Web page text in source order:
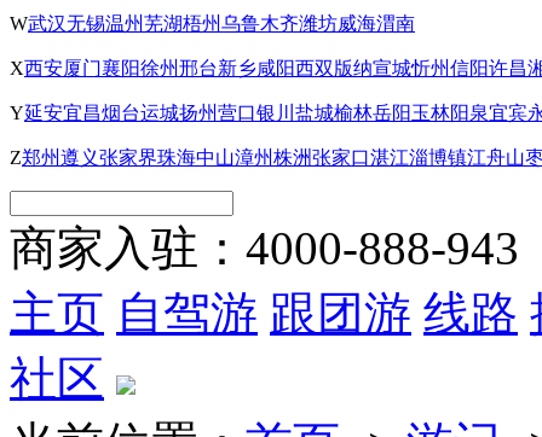
W武汉无锡温州芜湖梧州乌鲁木齐潍坊威海渭南
X西安厦门襄阳徐州邢台新乡咸阳西双版纳宣城忻州信阳许昌
Y延安宜昌烟台运城扬州营口银川 盐城榆林岳阳玉林阳泉宜宾
Z郑州遵义张家界珠海中山漳州株洲张家口湛江淄博镇江舟山
商家入驻： 4000-888-943
主页 自驾游 跟团游 线路
社区